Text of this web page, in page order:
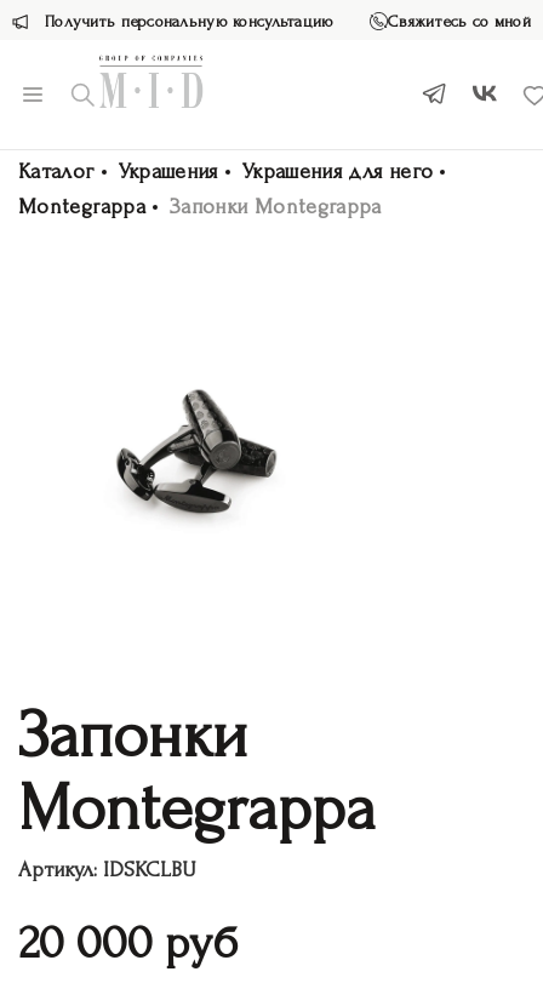
Получить персональную консультацию Свяжитесь со мной
Каталог Украшения
Украшения для него
Montegrappa
Запонки Montegrappa
Запонки
Montegrappa
Артикул: IDSKCLBU
20 000 руб